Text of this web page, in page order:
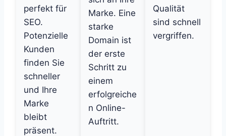
perfekt für
SEO.
Potenzielle
Kunden
finden Sie
schneller
und Ihre
Marke
bleibt
präsent.
Marke. Eine
starke
Domain ist
der erste
Schritt zu
einem
erfolgreiche
n Online-
Auftritt.
Qualität
sind schnell
vergriffen.